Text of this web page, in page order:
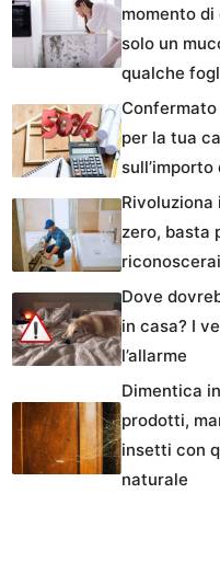
momento
solo un
qualche
per la tua
zero, basta
Dove
in casa? I
l’allarme
Dimentica
prodotti,
insetti con
naturale